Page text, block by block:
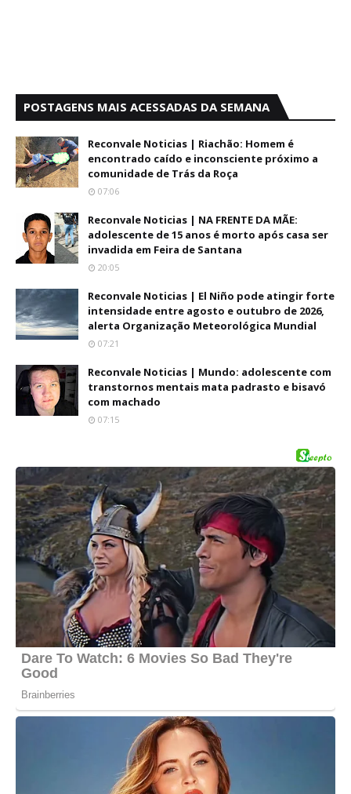
POSTAGENS MAIS ACESSADAS DA SEMANA
Reconvale Noticias | Riachão: Homem é
encontrado caído e inconsciente próximo a
comunidade de Trás da Roça
07:06
Reconvale Noticias | NA FRENTE DA MÃE:
adolescente de 15 anos é morto após casa ser
invadida em Feira de Santana
20:05
Reconvale Noticias | El Niño pode atingir forte
intensidade entre agosto e outubro de 2026,
alerta Organização Meteorológica Mundial
07:21
Reconvale Noticias | Mundo: adolescente com
transtornos mentais mata padrasto e bisavó
com machado
07:15